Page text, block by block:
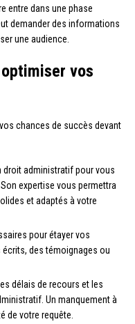
entre dans une phase
demander des informations
une audience.
vos
chances de succès devant
droit administratif pour vous
expertise vous permettra
et adaptés à votre
pour étayer vos
des témoignages ou
délais de recours et les
Un manquement à
de votre requête.